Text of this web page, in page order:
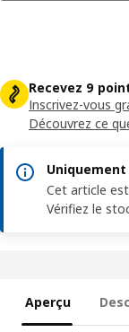
Recevez 9
Inscrivez-vous
Découvrez ce
Cet article
Vérifiez le
Aperçu